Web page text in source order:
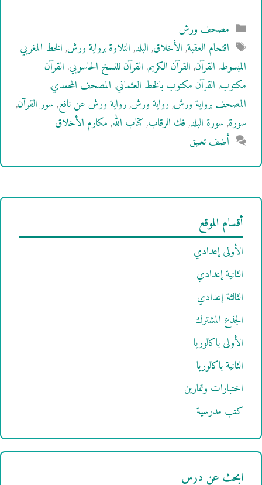
التصنيفات
مصحف ورش
الوسوم
اقتحام العقبة,الأخلاق,البلد,التلاوة برواية ورش,الخط المغربي
المبسوط,القرآن,القرآن الكريم,القرآن للنسخ الحاسوبي,القرآن
مكتوب,القرآن مكتوب بالخط العثماني,المصحف المحمدي,
المصحف برواية ورش,رواية ورش,رواية ورش عن نافع,سور القرآن,
سورة,سورة البلد,فك الرقاب,كتاب الله,مكارم الأخلاق
أضف تعليق
أقسام الموقع
الأولى إعدادي
الثانية إعدادي
الثالثة إعدادي
الجذع المشترك
الأولى باكالوريا
الثانية باكالوريا
اختبارات وتمارين
كتب مدرسية
ابحث عن درس